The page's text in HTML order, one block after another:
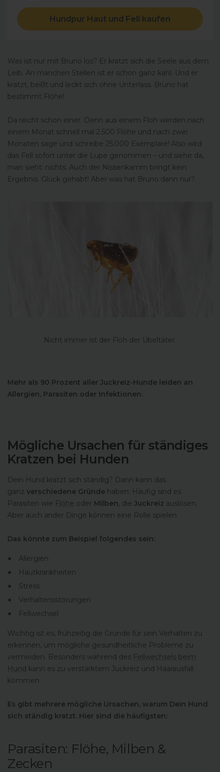
Hundpur Haut und Fell kaufen
Was ist nur mit Bruno los? Er kratzt sich die Seele aus dem
Leib. An manchen Stellen ist er schon ganz kahl. Und er
kratzt, beißt und leckt sich ohne Unterlass. Bruno hat
bestimmt Flöhe!
Da reicht schon einer. Denn aus einem Floh werden nach
einem Monat schnell mal 2.500 Flöhe und nach zwei
Monaten sage und schreibe 25.000 Exemplare! Also wird
das Fell sofort unter die Lupe genommen – und siehe da,
man sieht: nichts. Auch der Nissenkamm bringt kein
Ergebnis. Glück gehabt! Aber was hat Bruno dann nur?
Nicht immer ist der Floh der Übeltäter.
Mehr als 90 Prozent aller Juckreiz-Hunde leiden an
Allergien, Parasiten oder Infektionen.
Mögliche Ursachen für ständiges
Kratzen bei Hunden
Dein Hund kratzt sich ständig? Dann kann das
ganz verschiedene Gründe haben: Häufig sind es
Parasiten wie Flöhe oder Milben, die Juckreiz auslösen.
Aber auch ander Dinge können eine Rolle spielen.
Das könnte zum Beispiel folgendes sein:
Allergien
Hautkrankheiten
Stress
Verhaltensstörungen
Fellwechsel
Wichtig ist es, frühzeitig die Gründe für sein Verhalten zu
erkennen, um mögliche gesundheitliche Probleme zu
vermeiden. Besonders während des Fellwechsels beim
Hund kann es zu verstärktem Juckreiz und Haarausfall
kommen.
Es gibt mehrere mögliche Ursachen, warum Dein Hund
sich ständig kratzt. Hier sind die häufigsten:
Parasiten: Flöhe, Milben &
Zecken